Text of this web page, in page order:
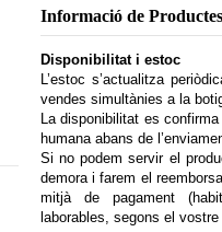
Informació de Productes
Disponibilitat i estoc
L’estoc s’actualitza
vendes simultànies a la
La disponibilitat es
humana abans de
Si no podem servir el
demora i farem el
mitjà de pagament
laborables, segons el vostre